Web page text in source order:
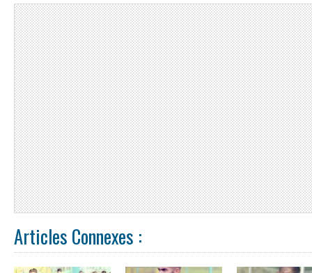
Articles Connexes :